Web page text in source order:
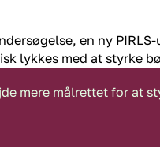
en ny
lykkes med at styrke
mere målrettet for at